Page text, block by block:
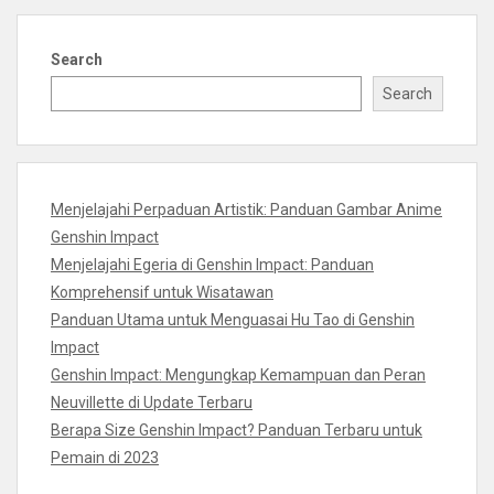
Search
Search
Menjelajahi Perpaduan Artistik: Panduan Gambar Anime
Genshin Impact
Menjelajahi Egeria di Genshin Impact: Panduan
Komprehensif untuk Wisatawan
Panduan Utama untuk Menguasai Hu Tao di Genshin
Impact
Genshin Impact: Mengungkap Kemampuan dan Peran
Neuvillette di Update Terbaru
Berapa Size Genshin Impact? Panduan Terbaru untuk
Pemain di 2023